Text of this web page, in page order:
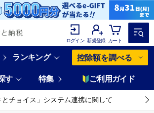
ログイン 新規登録 カート
ランキング 控除額を調べる
す 特集 ご利用ガイド
とチョイス」システム連携に関して